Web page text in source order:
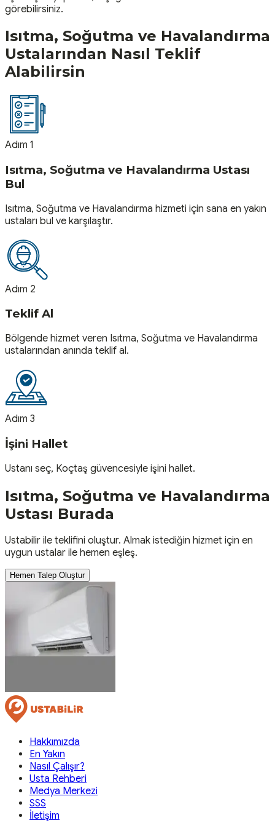
görebilirsiniz.
Isıtma, Soğutma ve Havalandırma
Ustalarından Nasıl Teklif
Alabilirsin
Adım 1
Isıtma, Soğutma ve Havalandırma Ustası
Bul
Isıtma, Soğutma ve Havalandırma hizmeti için sana en yakın
ustaları bul ve karşılaştır.
Adım 2
Teklif Al
Bölgende hizmet veren Isıtma, Soğutma ve Havalandırma
ustalarından anında teklif al.
Adım 3
İşini Hallet
Ustanı seç, Koçtaş güvencesiyle işini hallet.
Isıtma, Soğutma ve Havalandırma
Ustası Burada
Ustabilir ile teklifini oluştur. Almak istediğin hizmet için en
uygun ustalar ile hemen eşleş.
Hemen Talep Oluştur
Hakkımızda
En Yakın
Nasıl Çalışır?
Usta Rehberi
Medya Merkezi
SSS
İletişim